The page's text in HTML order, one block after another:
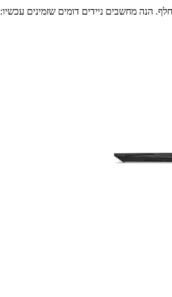
הנה מחשבים ניידים דומים שזמינים עכשיו: